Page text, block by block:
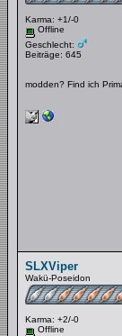
Karma: +1/-0
Offline
Geschlecht:
Beiträge: 645
modden? Find ich
SLXViper
Wakü-Poseidon
Karma: +2/-0
Offline